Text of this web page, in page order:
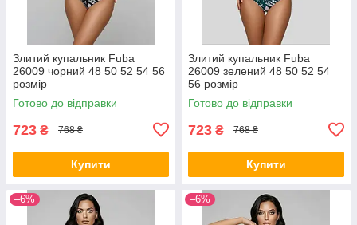
Злитий купальник Fuba
26009 чорний 48 50 52 54 56
розмір
Готово до відправки
723 ₴ 768 ₴
Купити
Злитий купальник Fuba
26009 зелений 48 50 52 54
56 розмір
Готово до відправки
723 ₴ 768 ₴
Купити
–6% –6%